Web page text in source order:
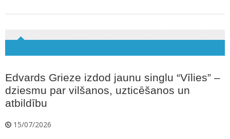
Edvards Grieze izdod jaunu singlu “Vīlies” –
dziesmu par vilšanos, uzticēšanos un
atbildību
15/07/2026